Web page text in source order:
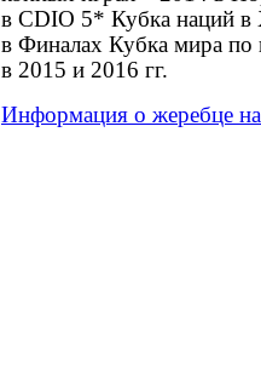
в CDIO 5* Кубка наций в
в Финалах Кубка мира по
в 2015 и 2016 гг.
Информация о жеребце